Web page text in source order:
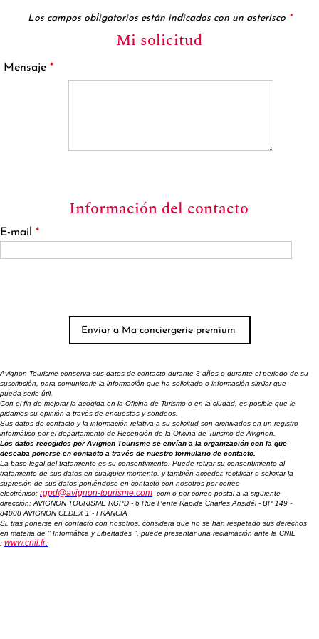
Los campos obligatorios están indicados con un asterisco *
Mi solicitud
Mensaje *
Información del contacto
E-mail *
Avignon Tourisme conserva sus datos de contacto durante 3 años o durante el periodo de su
suscripción, para comunicarle la información que ha solicitado o información similar que
pueda serle útil.
Con el fin de mejorar la acogida en la Oficina de Turismo o en la ciudad, es posible que le
pidamos su opinión a través de encuestas y sondeos.
Sus datos de contacto y la información relativa a su solicitud son archivados en un registro
informático por el departamento de Recepción de la Oficina de Turismo de Avignon.
Los datos recogidos por Avignon Tourisme se envían a la organización con la que
deseaba ponerse en contacto a través de nuestro formulario de contacto.
La base legal del tratamiento es su consentimiento. Puede retirar su consentimiento al
tratamiento de sus datos en cualquier momento, y también acceder, rectificar o solicitar la
supresión de sus datos poniéndose en contacto con nosotros por correo
electrónico: rgpd@avignon-tourisme.com com o por correo postal a la siguiente
dirección: AVIGNON TOURISME RGPD - 6 Rue Pente Rapide Charles Ansidéi - BP 149 -
84008 AVIGNON CEDEX 1 - FRANCIA
Si, tras ponerse en contacto con nosotros, considera que no se han respetado sus derechos
en materia de " Informática y Libertades ", puede presentar una reclamación ante la CNIL
: www.cnil.fr.